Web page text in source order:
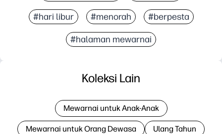
#hari libur #menorah #berpesta
#halaman mewarnai
Koleksi Lain
Mewarnai untuk Anak-Anak
Mewarnai untuk Orang Dewasa Ulang Tahun